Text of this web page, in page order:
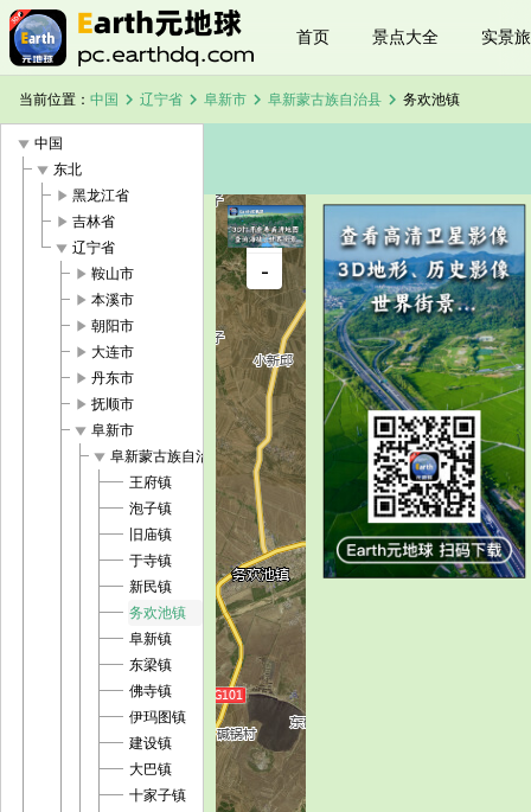
首页 景点大全 实景
当前位置： 中国 chevron_right 辽宁省 chevron_right 阜新市 chevron_right 阜新蒙古族自治县 chevron_right 务欢池镇
play_arrow 中国
play_arrow 东北
play_arrow 黑龙江省
play_arrow 吉林省
play_arrow 辽宁省
play_arrow 鞍山市
play_arrow 本溪市
play_arrow 朝阳市
play_arrow 大连市
play_arrow 丹东市
play_arrow 抚顺市
play_arrow 阜新市
play_arrow 阜新蒙古族自治县
王府镇
泡子镇
旧庙镇
于寺镇
新民镇
务欢池镇
阜新镇
东梁镇
佛寺镇
伊玛图镇
建设镇
大巴镇
十家子镇
务欢池镇卫
星地图
加载中，请
稍候...
+
-